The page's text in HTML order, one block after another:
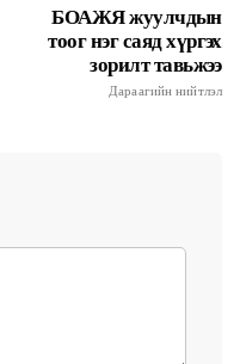
БОАЖЯ жуулчдын
тоог нэг саяд хүргэх
зорилт тавьжээ
Дараагийн нийтлэл